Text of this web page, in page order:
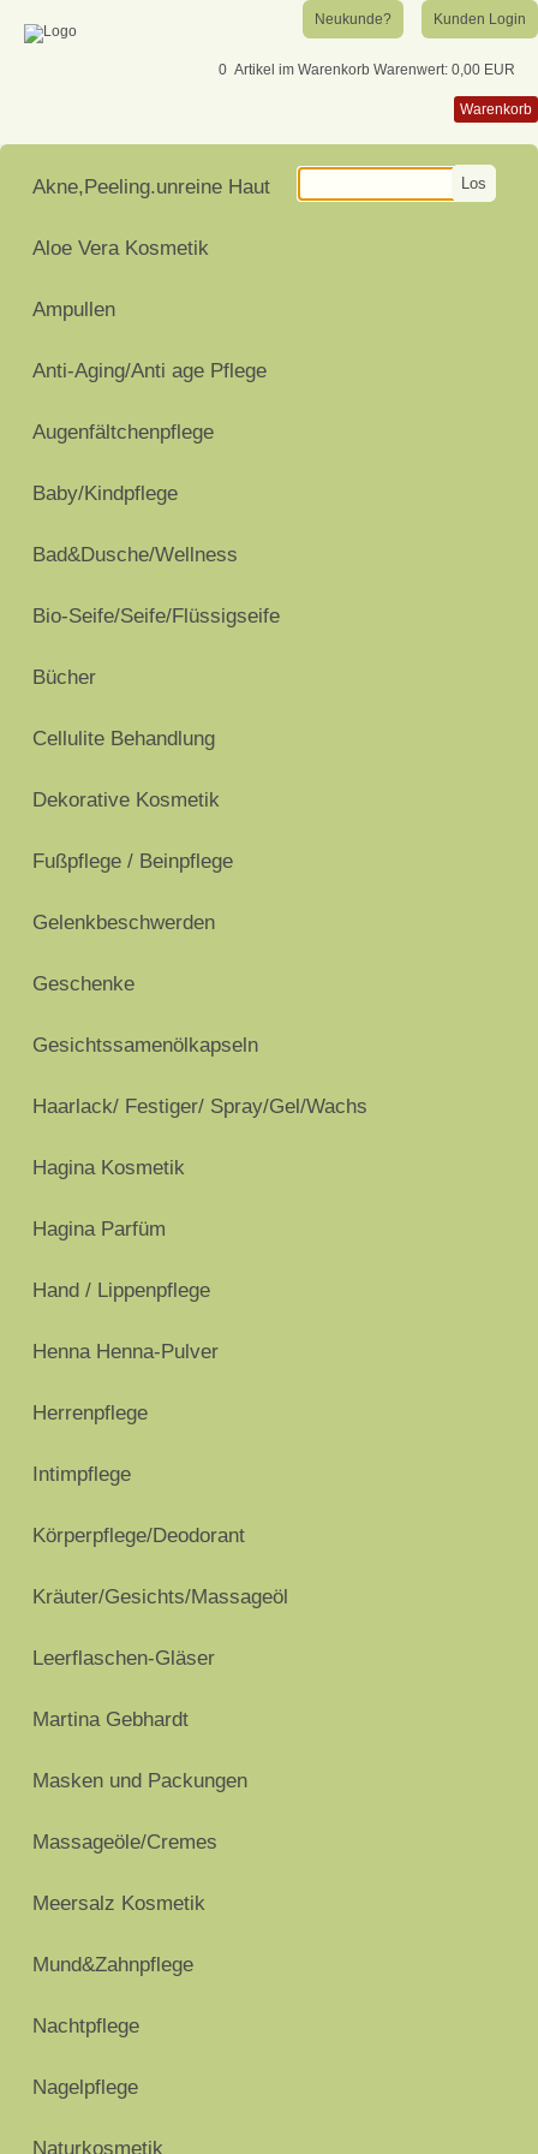
0 Artikel im Warenkorb Warenwert: 0,00 EUR
Warenkorb
Kunden Login
Neukunde?
Los
Akne,Peeling.unreine Haut
Aloe Vera Kosmetik
Ampullen
Anti-Aging/Anti age Pflege
Augenfältchenpflege
Baby/Kindpflege
Bad&Dusche/Wellness
Bio-Seife/Seife/Flüssigseife
Bücher
Cellulite Behandlung
Dekorative Kosmetik
Fußpflege / Beinpflege
Gelenkbeschwerden
Geschenke
Gesichtssamenölkapseln
Haarlack/ Festiger/ Spray/Gel/Wachs
Hagina Kosmetik
Hagina Parfüm
Hand / Lippenpflege
Henna Henna-Pulver
Herrenpflege
Intimpflege
Körperpflege/Deodorant
Kräuter/Gesichts/Massageöl
Leerflaschen-Gläser
Martina Gebhardt
Masken und Packungen
Massageöle/Cremes
Meersalz Kosmetik
Mund&Zahnpflege
Nachtpflege
Nagelpflege
Naturkosmetik